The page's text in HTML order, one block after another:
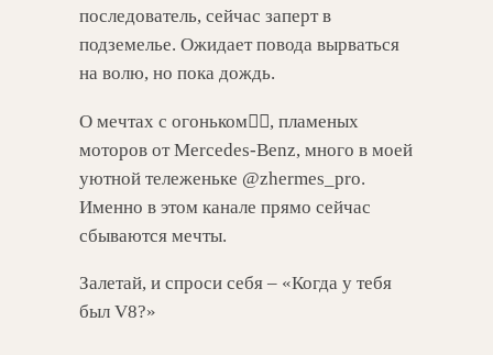
последователь, сейчас заперт в
подземелье. Ожидает повода вырваться
на волю, но пока дождь.
О мечтах с огоньком❤️‍🔥, пламеных
моторов от Mercedes-Benz, много в моей
уютной тележеньке @zhermes_pro.
Именно в этом канале прямо сейчас
сбываются мечты.
Залетай, и спроси себя – «Когда у тебя
был V8?»